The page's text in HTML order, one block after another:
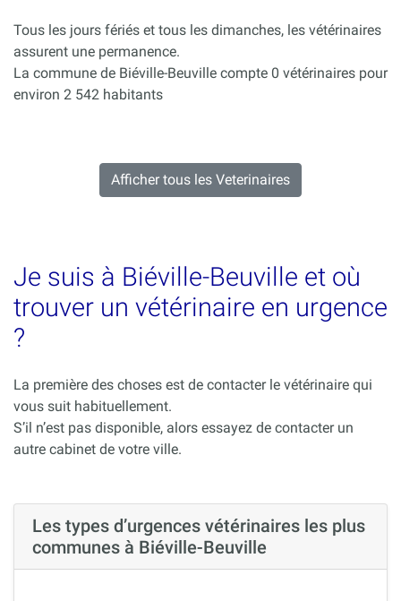
Tous les jours fériés et tous les dimanches, les vétérinaires
assurent une permanence.
La commune de Biéville-Beuville compte 0 vétérinaires pour
environ 2 542 habitants
Afficher tous les Veterinaires
Je suis à Biéville-Beuville et où
trouver un vétérinaire en urgence
?
La première des choses est de contacter le vétérinaire qui
vous suit habituellement.
S’il n’est pas disponible, alors essayez de contacter un
autre cabinet de votre ville.
Les types d’urgences vétérinaires les plus
communes à Biéville-Beuville